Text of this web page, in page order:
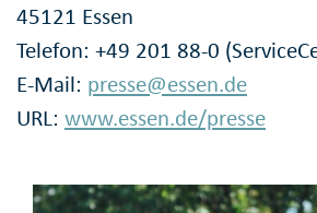
45121 Essen
Telefon: +49 201 88-0
E-Mail: presse@essen.de
URL: www.essen.de/presse